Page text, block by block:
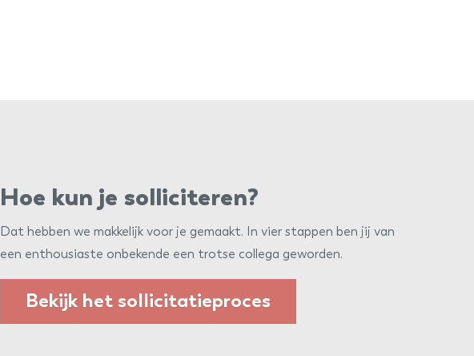
Hoe kun je solliciteren?
Dat hebben we makkelijk voor je gemaakt. In vier stappen ben jij van
een enthousiaste onbekende een trotse collega geworden.
Bekijk het sollicitatieproces